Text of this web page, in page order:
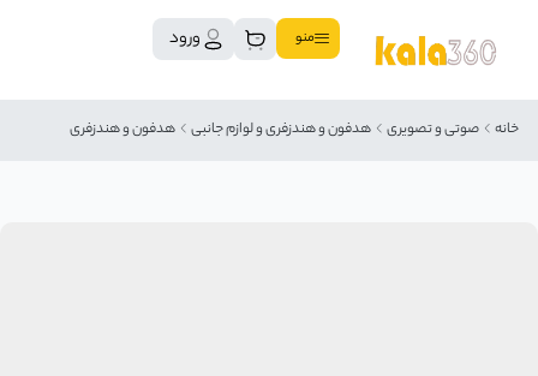
منو ورود
خانه صوتی و تصویری هدفون و هندزفری و لوازم جانبی هدفون و هندزفری